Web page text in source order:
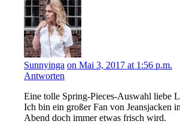
Sunnyinga on Mai 3, 2017 at 1:56 p.m.
Antworten
Eine tolle Spring-Pieces-Auswahl liebe
Ich bin ein großer Fan von Jeansjacken
Abend doch immer etwas frisch wird.